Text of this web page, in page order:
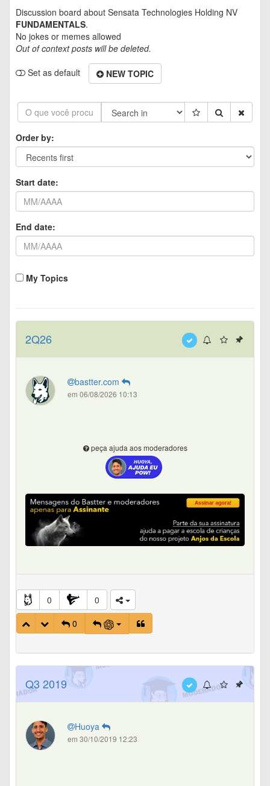
Discussion board about Sensata Technologies Holding NV
FUNDAMENTALS.
No jokes or memes allowed
Out of context posts will be deleted.
Set as default
NEW TOPIC
Order by:
Start date:
End date:
My Topics
2Q26
bastter.com
em 06/08/2026 10:13
peça ajuda aos moderadores
0
0
0
Q3 2019
Huoya
em 30/10/2019 12:23